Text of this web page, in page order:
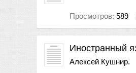
Просмотров: 589
Иностранный
Алексей Кушнир.